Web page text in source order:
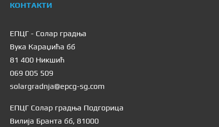
КОНТАКТИ
ЕПЦГ - Солар градња
Вука Караџића бб
81 400 Никшић
069 005 509
solargradnja@epcg-sg.com
ЕПЦГ Солар градња Подгорица
Вилија Бранта бб, 81000